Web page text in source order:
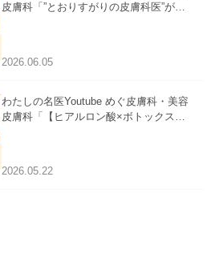
皮膚科「”とおりすがりの皮膚科医”がス
公開いたしました。
2026.06.05
わたしの名医Youtube めぐ皮膚科・美容
皮膚科「【ヒアルロン酸×ボトックス併
徹底解説」を公開いたしました。
2026.05.22